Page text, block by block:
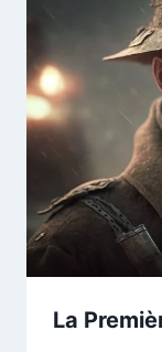
La